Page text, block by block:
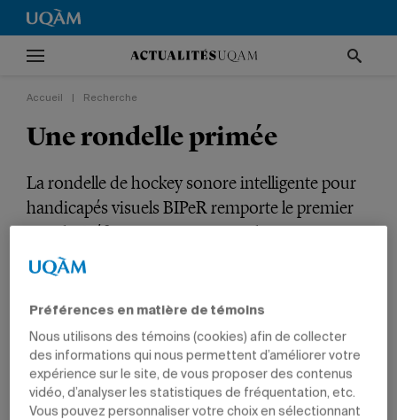
Accueil Recherche
Une rondelle primée
La rondelle de hockey sonore intelligente pour
handicapés visuels BIPeR remporte le premier
prix du Défi en innovation sociale.
RECHERCHE
PROFESSEURS
Préférences en matière de témoins
Nous utilisons des témoins (cookies) afin de collecter
des informations qui nous permettent d’améliorer votre
expérience sur le site, de vous proposer des contenus
vidéo, d’analyser les statistiques de fréquentation, etc.
Vous pouvez personnaliser votre choix en sélectionnant